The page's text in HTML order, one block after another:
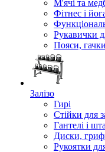
М'ячі та
Фітнес і
Рукавички
Пояси,
Залізо
Гирі
Стійки для
Гантелі і
Диски,
Рукоятки